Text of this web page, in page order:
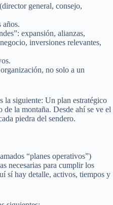
general, consejo,
años.
expansión, alianzas,
inversiones relevantes,
no solo a un
la siguiente: Un plan estratégico
la montaña. Desde ahí se ve el
piedra del sendero.
“planes operativos”)
necesarias para cumplir los
sí hay detalle, activos, tiempos y